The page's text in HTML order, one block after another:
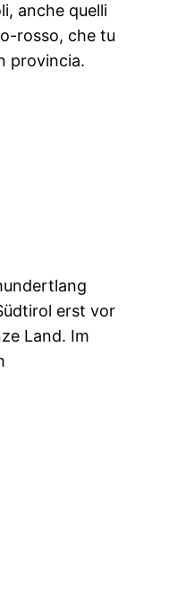
anche quelli
rosso, che tu
provincia.
erst vor
Land. Im